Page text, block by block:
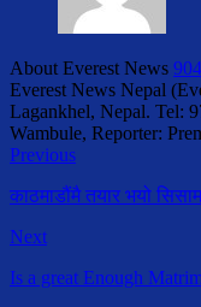
About Everest News
Everest News Nepal
Lagankhel, Nepal. Tel:
Wambule, Reporter:
Previous
काठमाडौंमै तयार भयो
Next
Is a great Enough